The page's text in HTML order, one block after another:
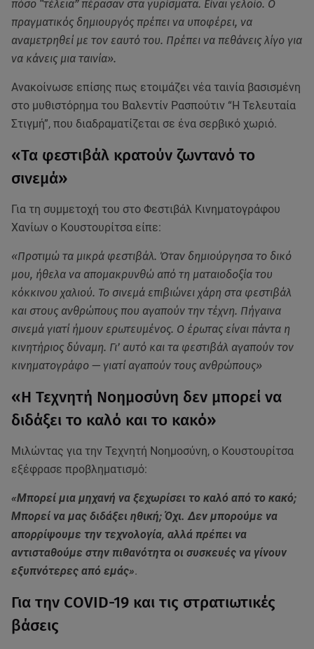
πόσο “τέλεια” πέρασαν στα γυρίσματα. Είναι γελοίο. Ο
πραγματικός δημιουργός πρέπει να υποφέρει, να
αναμετρηθεί με τον εαυτό του. Πρέπει να πεθάνεις λίγο για
να κάνεις μια ταινία».
Ανακοίνωσε επίσης πως ετοιμάζει νέα ταινία βασισμένη
στο μυθιστόρημα του Βαλεντίν Ρασπούτιν “Η Τελευταία
Στιγμή”, που διαδραματίζεται σε ένα σερβικό χωριό.
«Τα φεστιβάλ κρατούν ζωντανό το
σινεμά»
Για τη συμμετοχή του στο Φεστιβάλ Κινηματογράφου
Χανίων ο Κουστουρίτσα είπε:
«Προτιμώ τα μικρά φεστιβάλ. Όταν δημιούργησα το δικό
μου, ήθελα να απομακρυνθώ από τη ματαιοδοξία του
κόκκινου χαλιού. Το σινεμά επιβιώνει χάρη στα φεστιβάλ
και στους ανθρώπους που αγαπούν την τέχνη. Πήγαινα
σινεμά γιατί ήμουν ερωτευμένος. Ο έρωτας είναι πάντα η
κινητήριος δύναμη. Γι’ αυτό και τα φεστιβάλ αγαπούν τον
κινηματογράφο — γιατί αγαπούν τους ανθρώπους»
«Η Τεχνητή Νοημοσύνη δεν μπορεί να
διδάξει το καλό και το κακό»
Μιλώντας για την Τεχνητή Νοημοσύνη, ο Κουστουρίτσα
εξέφρασε προβληματισμό:
«Μπορεί μια μηχανή να ξεχωρίσει το καλό από το κακό;
Μπορεί να μας διδάξει ηθική; Όχι. Δεν μπορούμε να
απορρίψουμε την τεχνολογία, αλλά πρέπει να
αντισταθούμε στην πιθανότητα οι συσκευές να γίνουν
εξυπνότερες από εμάς».
Για την COVID-19 και τις στρατιωτικές
βάσεις